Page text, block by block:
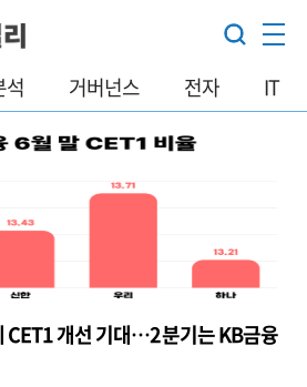
석 거버넌스 전자 IT
CET1 개선 기대…2분기는 KB금융